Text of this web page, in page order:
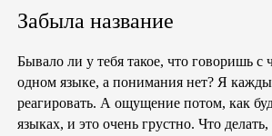
Забыла название
Бывало ли у тебя такое, что говоришь с
одном языке, а понимания нет? Я
реагировать. А ощущение потом, как
языках, и это очень грустно. Что